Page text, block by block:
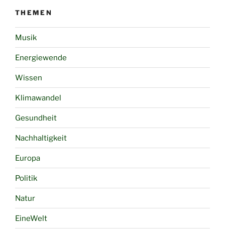
THEMEN
Musik
Energiewende
Wissen
Klimawandel
Gesundheit
Nachhaltigkeit
Europa
Politik
Natur
EineWelt